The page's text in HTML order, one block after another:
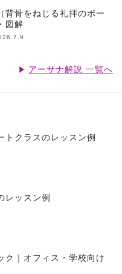
背骨をねじる礼拝のポー
図解
アーサナ解説 一覧へ
トクラスのレッスン例
レッスン例
ク｜オフィス・学校向け